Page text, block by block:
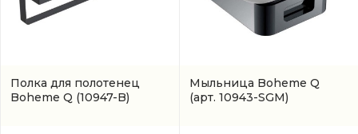
Полка для полотенец
Boheme Q (10947-B)
Мыльница Boheme Q
(арт. 10943-SGM)